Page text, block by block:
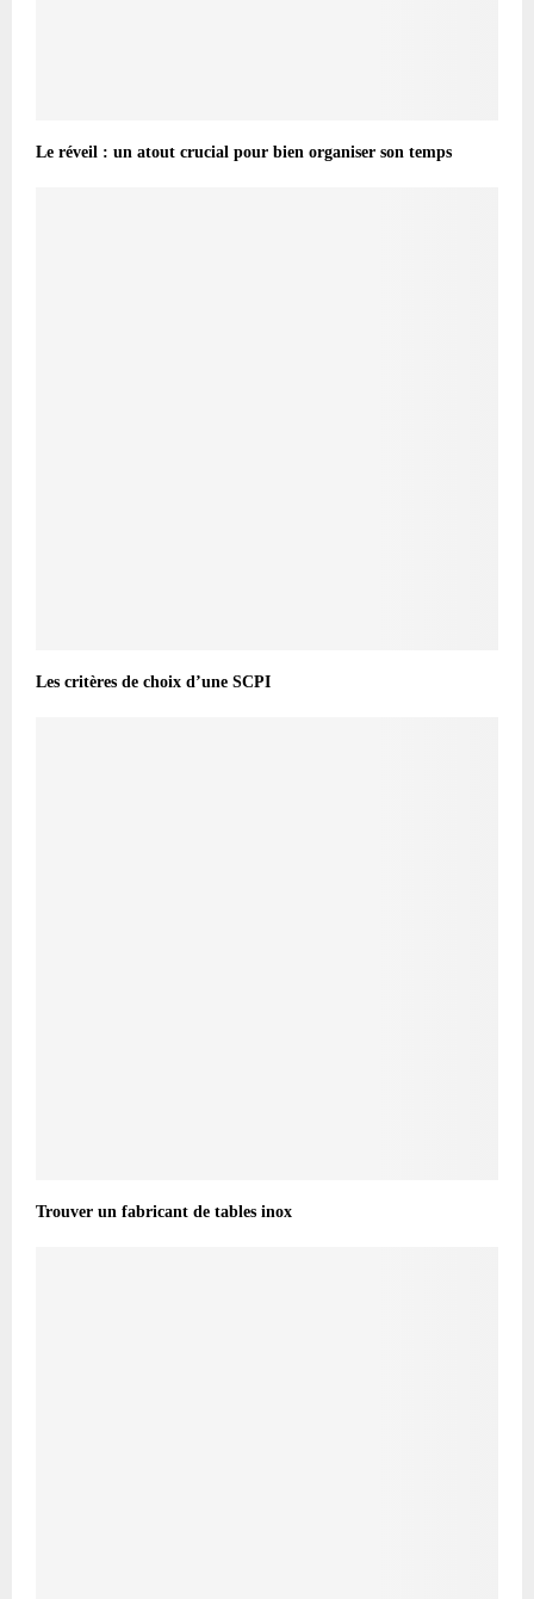
Le réveil : un atout crucial pour bien organiser son temps
Les critères de choix d’une SCPI
Trouver un fabricant de tables inox